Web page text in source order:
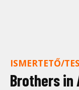
ISMERTETŐ/
Brothers in